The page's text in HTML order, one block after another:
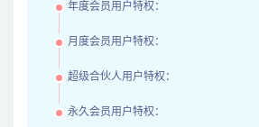
年度会员用户特权：
月度会员用户特权：
超级合伙人用户特权：
永久会员用户特权：